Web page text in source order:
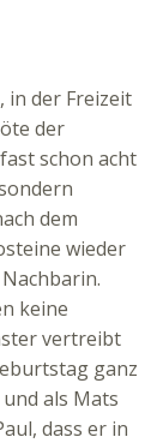
in der Freizeit
der
schon acht
dem
wieder
keine
vertreibt
ganz
als Mats
dass er in